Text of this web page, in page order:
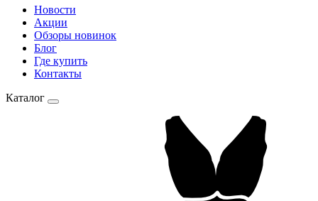
Новости
Акции
Обзоры новинок
Блог
Где купить
Контакты
Каталог